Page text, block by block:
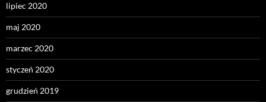
lipiec 2020
maj 2020
marzec 2020
styczeń 2020
grudzień 2019